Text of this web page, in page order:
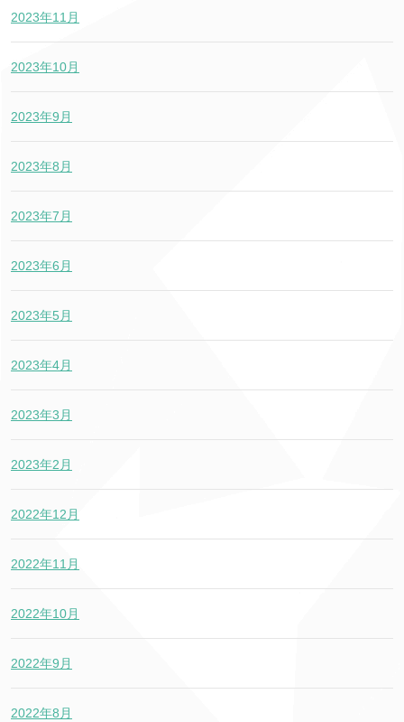
2023年11月
2023年10月
2023年9月
2023年8月
2023年7月
2023年6月
2023年5月
2023年4月
2023年3月
2023年2月
2022年12月
2022年11月
2022年10月
2022年9月
2022年8月